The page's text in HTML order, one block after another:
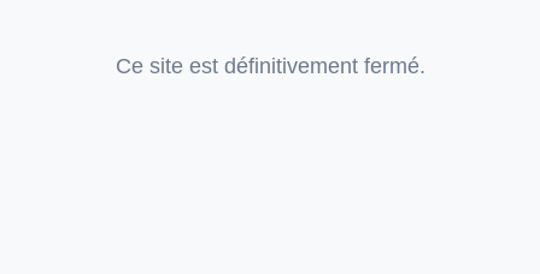
Ce site est définitivement fermé.